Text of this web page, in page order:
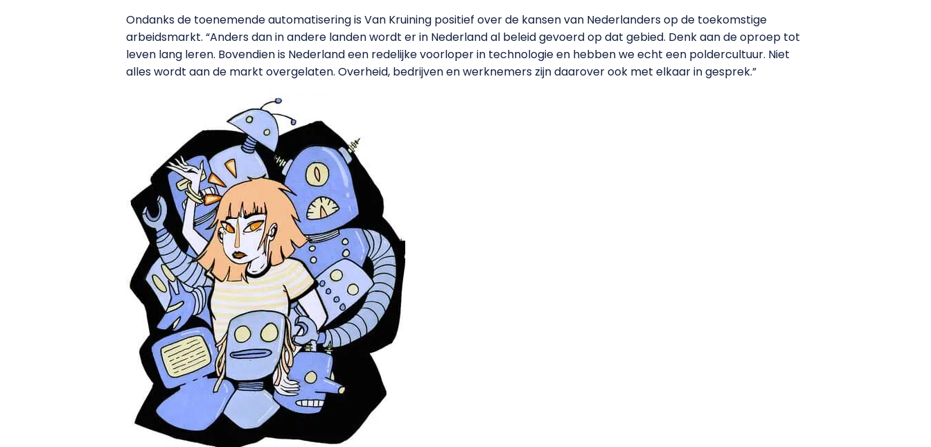
Ondanks de toenemende automatisering is Van Kruining positief over de kansen van Nederlanders op de toekomstige
arbeidsmarkt. “Anders dan in andere landen wordt er in Nederland al beleid gevoerd op dat gebied. Denk aan de oproep tot
leven lang leren. Bovendien is Nederland een redelijke voorloper in technologie en hebben we echt een poldercultuur. Niet
alles wordt aan de markt overgelaten. Overheid, bedrijven en werknemers zijn daarover ook met elkaar in gesprek.”